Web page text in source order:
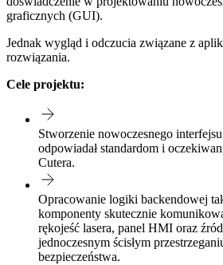
graficznych (GUI).
Jednak wygląd i odczucia związane z
rozwiązania.
Cele projektu:
Stworzenie nowoczesnego
odpowiadał standardom i
Cutera.
Opracowanie logiki backendowej
komponenty skutecznie
rękojeść lasera, panel HMI oraz
jednoczesnym ścisłym
bezpieczeństwa.